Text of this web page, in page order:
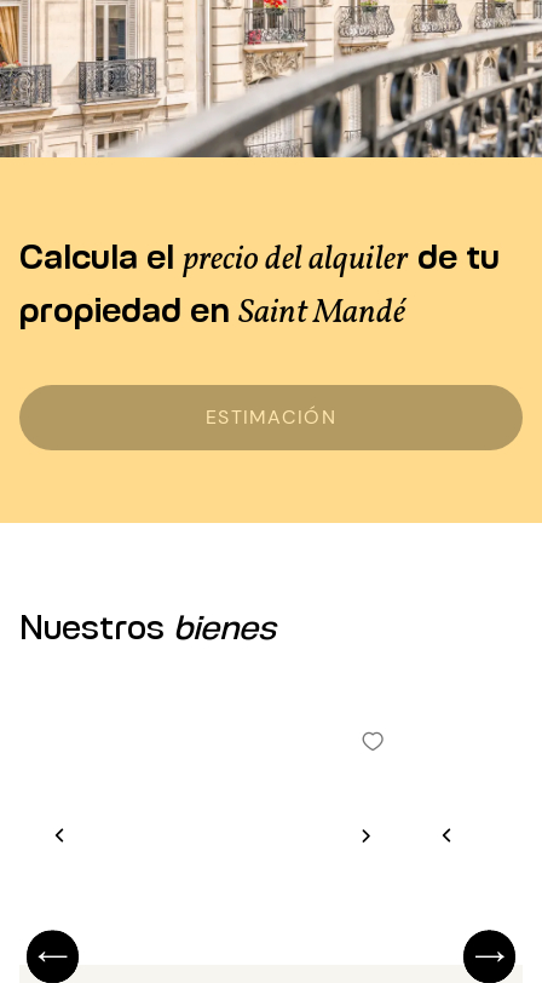
Calcula el precio del alquiler de tu
propiedad en Saint Mandé
ESTIMACIÓN
Nuestros bienes